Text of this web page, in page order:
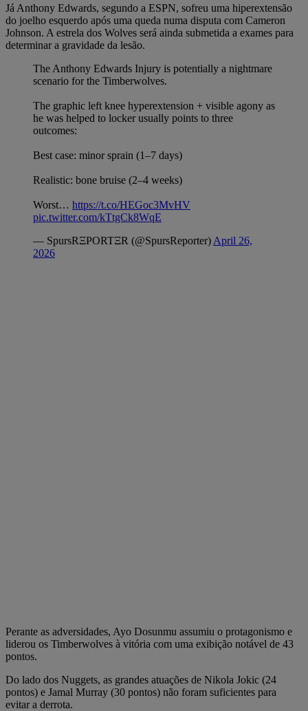
Já Anthony Edwards, segundo a ESPN, sofreu uma hiperextensão
do joelho esquerdo após uma queda numa disputa com Cameron
Johnson. A estrela dos Wolves será ainda submetida a exames para
determinar a gravidade da lesão.
The Anthony Edwards Injury is potentially a nightmare
scenario for the Timberwolves.
The graphic left knee hyperextension + visible agony as
he was helped to locker usually points to three
outcomes:
Best case: minor sprain (1–7 days)
Realistic: bone bruise (2–4 weeks)
Worst… https://t.co/HEGoc3MvHV
pic.twitter.com/kTtgCk8WqE
— SpursRΞPORTΞR (@SpursReporter) April 26,
2026
Perante as adversidades, Ayo Dosunmu assumiu o protagonismo e
liderou os Timberwolves à vitória com uma exibição notável de 43
pontos.
Do lado dos Nuggets, as grandes atuações de Nikola Jokic (24
pontos) e Jamal Murray (30 pontos) não foram suficientes para
evitar a derrota.